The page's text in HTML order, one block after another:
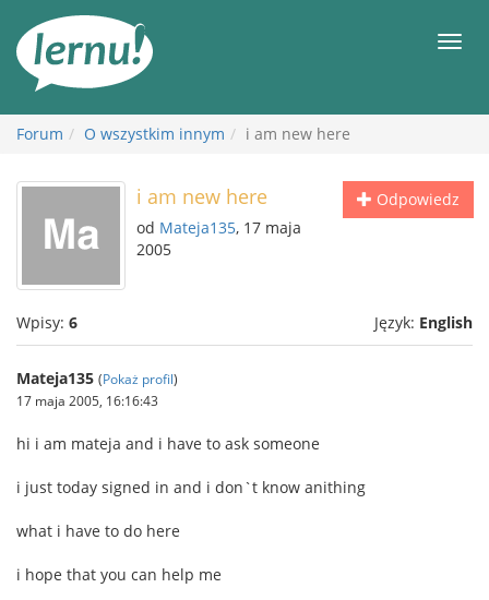
Forum O wszystkim innym i am new here
Odpowiedz
i am new here
od Mateja135, 17 maja
2005
Wpisy: 6 Język: English
Mateja135 (Pokaż profil)
17 maja 2005, 16:16:43
hi i am mateja and i have to ask someone
i just today signed in and i don`t know anithing
what i have to do here
i hope that you can help me